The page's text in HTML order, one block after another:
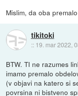
Mislim, da oba
tikitoki
:: 19. mar 2022,
BTW. TI ne razumes
imamo premalo
(v objavi na katero si
povrsina ni bistveno